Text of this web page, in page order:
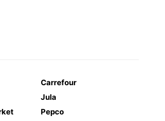
Carrefour
Jula
Pepco